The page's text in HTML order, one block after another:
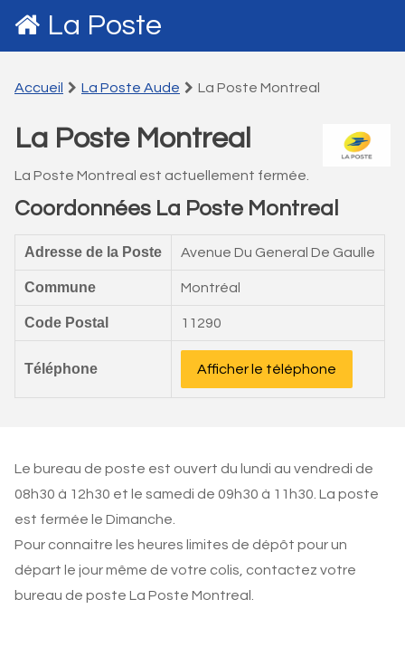
La Poste
Accueil La Poste Aude La Poste Montreal
La Poste Montreal
La Poste Montreal est actuellement fermée.
Coordonnées La Poste Montreal
Adresse de la Poste Avenue Du General De Gaulle
Commune Montréal
Code Postal 11290
Téléphone Afficher le téléphone
Le bureau de poste est ouvert du lundi au vendredi de
08h30 à 12h30 et le samedi de 09h30 à 11h30. La poste
est fermée le Dimanche.
Pour connaitre les heures limites de dépôt pour un
départ le jour même de votre colis, contactez votre
bureau de poste La Poste Montreal.